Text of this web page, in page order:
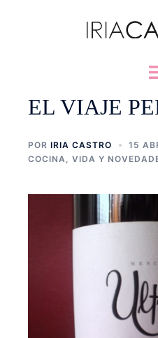
EL VIAJE
POR IRIA CASTRO
15
COCINA
VIDA Y